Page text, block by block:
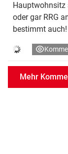
Hauptwohnsitz
oder gar RRG
bestimmt auch!
Mehr